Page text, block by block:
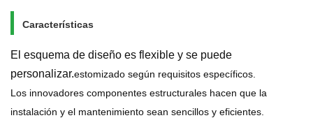
Características
El esquema de diseño es flexible y se puede
personalizar.estomizado según requisitos específicos.
Los innovadores componentes estructurales hacen que la
instalación y el mantenimiento sean sencillos y eficientes.